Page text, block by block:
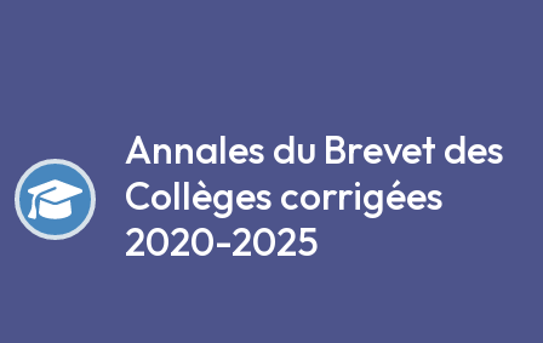
Annales du Brevet des
Collèges corrigées
2020-2025